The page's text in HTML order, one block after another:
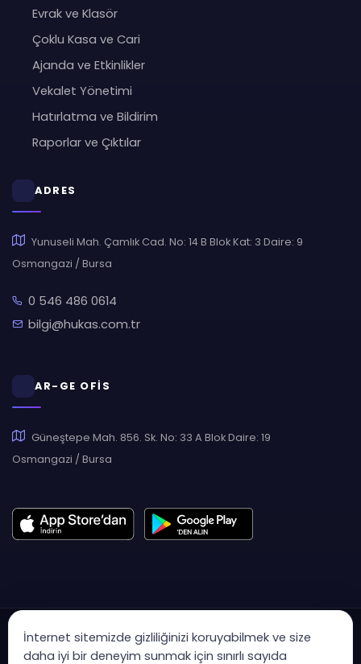
Evrak ve Klasör
Çoklu Kasa ve Cari
Ajanda ve Etkinlikler
Vekalet Yönetimi
Hatırlatma ve Bildirim
Raporlar ve Çıktılar
ADRES
Yunuseli Mah. Çamlık Cad. No: 14 B Blok Kat: 3 Daire: 9
Osmangazi / Bursa
0 546 486 0614
bilgi@hukas.com.tr
AR-GE OFİS
Güneştepe Mah. 856. Sk. No: 33 A Blok Daire: 19
Osmangazi / Bursa
İnternet sitemizde gizliliğinizi koruyabilmek ve size
daha iyi bir deneyim sunmak için sınırlı sayıda